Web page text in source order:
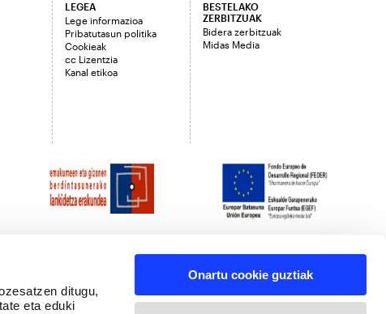
ditugu,
eta eduki
Onartu cookie guztiak
LEGEA
Lege informazioa
Pribatutasun politika
Cookieak
cc Lizentzia
Kanal etikoa
BESTELAKO
ZERBITZUAK
Bidera zerbitzuak
Midas Media